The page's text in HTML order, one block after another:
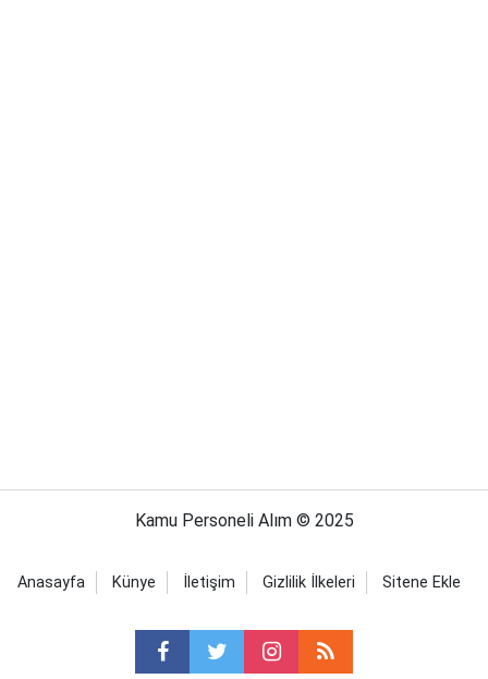
Kamu Personeli Alım © 2025
Anasayfa Künye İletişim Gizlilik İlkeleri Sitene Ekle